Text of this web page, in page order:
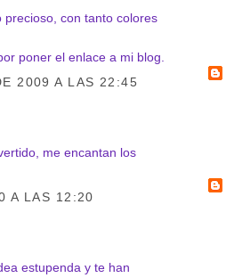
precioso, con tanto colores
poner el enlace a mi blog.
2009 A LAS 22:45
me encantan los
A LAS 12:20
estupenda y te han